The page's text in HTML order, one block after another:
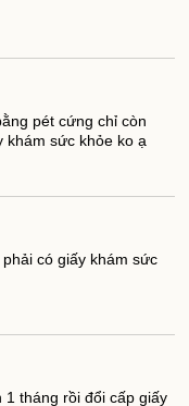
pét cứng chỉ còn
khám sức khỏe ko ạ
có giấy khám sức
1 tháng rồi đổi cấp giấy